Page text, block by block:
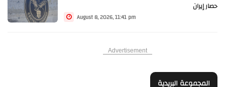
حصار إيران
August 8, 2026, 11:41 pm
Advertisement
المجموعة البريدية